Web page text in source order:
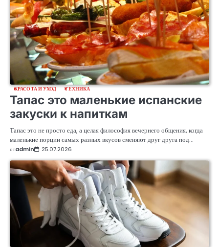
КРАСОТА И УХОД ТЕХНИКА
Тапас это маленькие испанские
закуски к напиткам
Тапас это не просто еда, а целая философия вечернего общения, когда
маленькие порции самых разных вкусов сменяют друг друга под…
отadmin 25.07.2026